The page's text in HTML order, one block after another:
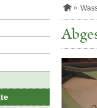
S
r
e
t